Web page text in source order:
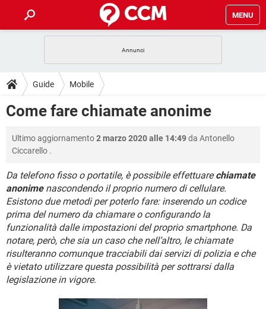
MENU
INTRATTENIMENTO
iOS WINDOWS 10
TIKTOK
GUIDE
COVID-19
INTRATTENIMENTO ANDROID
iOS WINDOWS 10
TIKTOK FACEBOOK
HARDWARE
DOWNLOAD
INTRATTENIMENTO
INSTAGRAM WHATSAPP
TIKTOK FACEBOOK
HARDWARE
FORUM
INTRATTENIMENTO ANDROID
iOS WINDOWS 10
INSTAGRAM WHATSAPP
TIKTOK FACEBOOK
HARDWARE
COVID-19 GAMING
INTRATTENIMENTO ANDROID
iOS WINDOWS 10
INSTAGRAM WHATSAPP
TIKTOK FACEBOOK
Guide Mobile
Come fare chiamate anonime
Ultimo aggiornamento2 marzo 2020 alle 14:49da Antonello
Ciccarello .
Da telefono fisso o portatile, è possibile effettuarechiamate
anonimenascondendo il proprio numero di cellulare.
Esistono due metodi per poterlo fare: inserendo un codice
prima del numero da chiamare o configurando la
funzionalità dalle impostazioni del proprio smartphone. Da
notare, però, che sia un caso che nell’altro, le chiamate
risulteranno comunque tracciabili dai servizi di polizia e che
è vietato utilizzare questa possibilità per sottrarsi dalla
legislazione in vigore.